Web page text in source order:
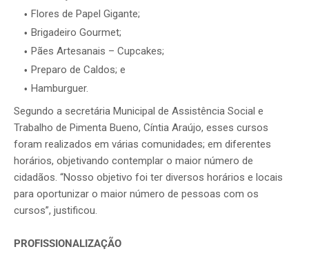
Flores de Papel Gigante;
Brigadeiro Gourmet;
Pães Artesanais – Cupcakes;
Preparo de Caldos; e
Hamburguer.
Segundo a secretária Municipal de Assistência Social e
Trabalho de Pimenta Bueno, Cíntia Araújo, esses cursos
foram realizados em várias comunidades; em diferentes
horários, objetivando contemplar o maior número de
cidadãos. “Nosso objetivo foi ter diversos horários e locais
para oportunizar o maior número de pessoas com os
cursos”, justificou.
PROFISSIONALIZAÇÃO